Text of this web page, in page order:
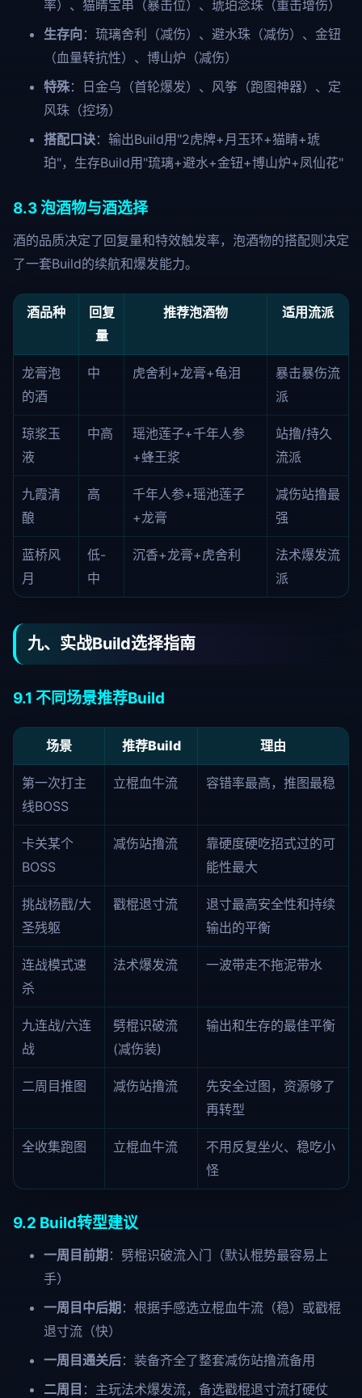
率）、猫睛宝串（暴击位）、琥珀念珠（重击增伤）
生存向：琉璃舍利（减伤）、避水珠（减伤）、金钮
（血量转抗性）、博山炉（减伤）
特殊：日金乌（首轮爆发）、风筝（跑图神器）、定
风珠（控场）
搭配口诀：输出Build用"2虎牌+月玉环+猫睛+琥
珀"，生存Build用"琉璃+避水+金钮+博山炉+凤仙花"
8.3 泡酒物与酒选择
酒的品质决定了回复量和特效触发率，泡酒物的搭配则决定
了一套Build的续航和爆发能力。
酒品种
回复
量
推荐泡酒物 适用流派
龙膏泡
的酒
中 虎舍利+龙膏+龟泪
暴击暴伤流
派
琼浆玉
液
中高
瑶池莲子+千年人参
+蜂王浆
站撸/持久
流派
九霞清
酿
高
千年人参+瑶池莲子
+龙膏
减伤站撸最
强
蓝桥风
月
低-
中
沉香+龙膏+虎舍利
法术爆发流
派
九、实战Build选择指南
9.1 不同场景推荐Build
场景 推荐Build 理由
第一次打主
线BOSS
立棍血牛流 容错率最高，推图最稳
卡关某个
BOSS
减伤站撸流
靠硬度硬吃招式过的可
能性最大
挑战杨戬/大
圣残躯
戳棍退寸流
退寸最高安全性和持续
输出的平衡
连战模式速
杀
法术爆发流 一波带走不拖泥带水
九连战/六连
战
劈棍识破流
(减伤装)
输出和生存的最佳平衡
二周目推图 减伤站撸流
先安全过图，资源够了
再转型
全收集跑图 立棍血牛流
不用反复坐火、稳吃小
怪
9.2 Build转型建议
一周目前期 ：劈棍识破流入门（默认棍势最容易上
手）
一周目中后期 ：根据手感选立棍血牛流（稳）或戳棍
退寸流（快）
一周目通关后：装备齐全了整套减伤站撸流备用
二周目 ：主玩法术爆发流，备选戳棍退寸流打硬仗